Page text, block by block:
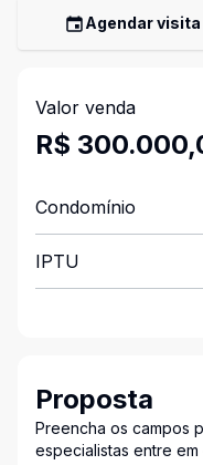
Agendar visita
Valor venda
R$
Condomínio
IPTU
Proposta
Preencha os campos
especialistas entre em